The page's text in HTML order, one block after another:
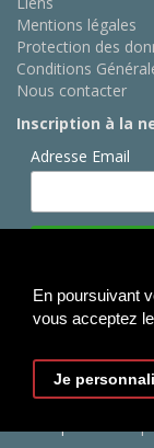
En poursuivant
vous acceptez
Je
Mentions légales
Protection des
Conditions
Nous contacter
Inscription à la
Adresse Email
pour des
personnel
Copyright © Sous